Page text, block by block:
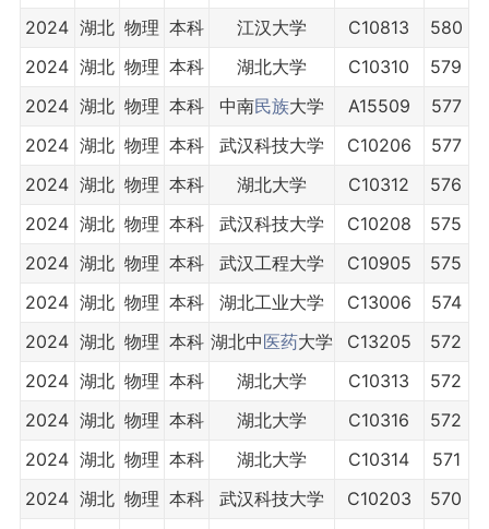
2024 湖北 物理 本科 江汉大学 C10813
580
2024 湖北 物理 本科 湖北大学 C10310
579
2024 湖北 物理 本科 中南民族大学 A15509
577
2024 湖北 物理 本科 武汉科技大学 C10206
577
2024 湖北 物理 本科 湖北大学 C10312
576
2024 湖北 物理 本科 武汉科技大学 C10208
575
2024 湖北 物理 本科 武汉工程大学 C10905
575
2024 湖北 物理 本科 湖北工业大学 C13006
574
2024 湖北 物理 本科 湖北中医药大学 C13205
572
2024 湖北 物理 本科 湖北大学 C10313
572
2024 湖北 物理 本科 湖北大学 C10316
572
2024 湖北 物理 本科 湖北大学 C10314
571
2024 湖北 物理 本科 武汉科技大学 C10203
570